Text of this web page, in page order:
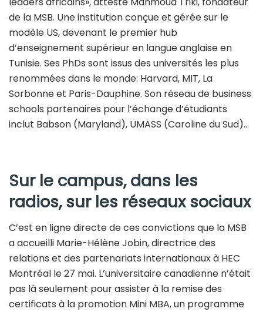
de la MSB. Une institution conçue et gérée sur le
modèle US, devenant le premier hub
d’enseignement supérieur en langue anglaise en
Tunisie. Ses PhDs sont issus des universités les plus
renommées dans le monde: Harvard, MIT, La
Sorbonne et Paris-Dauphine. Son réseau de business
schools partenaires pour l’échange d’étudiants
inclut Babson (Maryland), UMASS (Caroline du Sud)…
Sur le campus, dans les
radios, sur les réseaux sociaux
C’est en ligne directe de ces convictions que la MSB
a accueilli Marie-Hélène Jobin, directrice des
relations et des partenariats internationaux à HEC
Montréal le 27 mai. L’universitaire canadienne n’était
pas là seulement pour assister à la remise des
certificats à la promotion Mini MBA, un programme